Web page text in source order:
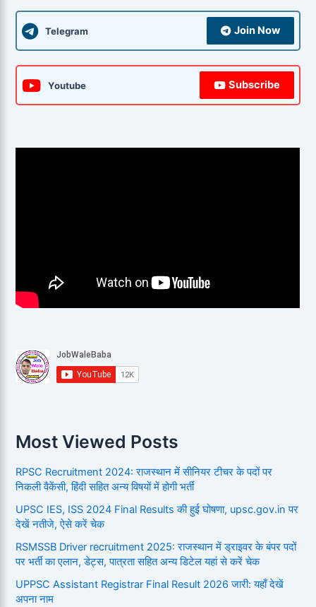
Telegram Join Now
Youtube Subscribe
Most Viewed Posts
RPSC Recruitment 2024: राजस्थान में सीनियर टीचर के पदों पर
निकली वैकेंसी, हिंदी सहित अन्य विषयों में होगी भर्ती
UPSC IES, ISS 2024 Final Results की हुई घोषणा, upsc.gov.in पर
देखें नतीजे, ऐसे करें चेक
RSMSSB Driver recruitment 2025: राजस्थान में ड्राइवर के बंपर पदों
पर भर्ती का एलान, डेट्स, पात्रता सहित अन्य डिटेल यहां से करें चेक
UPPSC Assistant Registrar Final Result 2026 जारी: यहाँ देखें
अपना नाम